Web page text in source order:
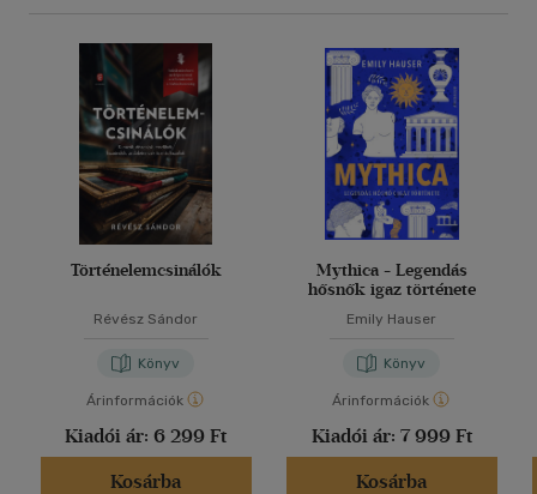
Történelemcsinálók
Révész Sándor
Könyv
Árinformációk
Kiadói ár: 6 299 Ft
Kosárba
Mythica - Legendás
hősnők igaz története
Emily Hauser
Könyv
Árinformációk
Kiadói ár: 7 999 Ft
Kosárba